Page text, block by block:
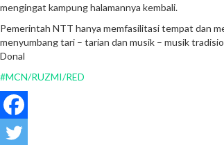
mengingat kampung halamannya kembali.
Pemerintah NTT hanya memfasilitasi tempat dan
menyumbang tari – tarian dan musik – musik
Donal
#MCN/RUZMI/RED